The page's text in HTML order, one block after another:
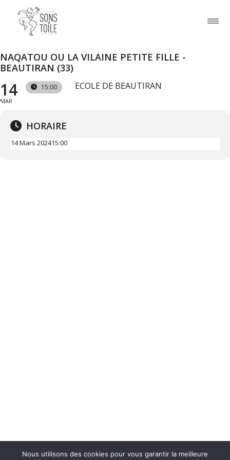
NAQATOU OU LA VILAINE PETITE FILLE -
BEAUTIRAN (33)
14
MAR
15:00 ECOLE DE BEAUTIRAN
HORAIRE
14 Mars 202415:00
Nous utilisons des cookies pour vous garantir la meilleure